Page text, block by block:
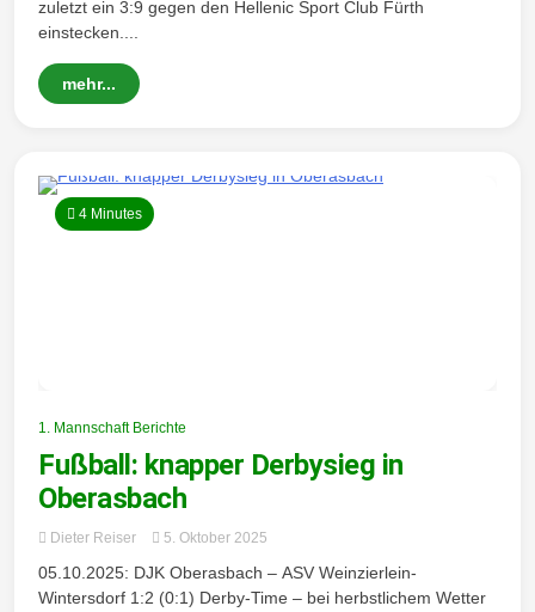
zuletzt ein 3:9 gegen den Hellenic Sport Club Fürth
einstecken....
mehr...
4 Minutes
1. Mannschaft Berichte
Fußball: knapper Derbysieg in
Oberasbach
Dieter Reiser 5. Oktober 2025
05.10.2025: DJK Oberasbach – ASV Weinzierlein-
Wintersdorf 1:2 (0:1) Derby-Time – bei herbstlichem Wetter